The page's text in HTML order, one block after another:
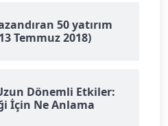
50 yatırım
Temmuz 2018)
Dönemli Etkiler:
İçin Ne Anlama